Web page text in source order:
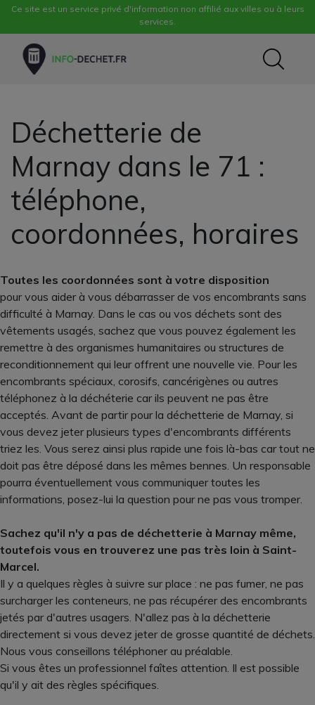
Ce site est un service privé d'information non affilié aux villes ou à leurs
services.
Déchetterie de
Marnay dans le 71 :
téléphone,
coordonnées, horaires
Toutes les coordonnées sont à votre disposition
pour vous aider à vous débarrasser de vos encombrants sans
difficulté à Marnay. Dans le cas ou vos déchets sont des
vêtements usagés, sachez que vous pouvez également les
remettre à des organismes humanitaires ou structures de
reconditionnement qui leur offrent une nouvelle vie. Pour les
encombrants spéciaux, corosifs, cancérigènes ou autres
téléphonez à la déchéterie car ils peuvent ne pas être
acceptés. Avant de partir pour la déchetterie de Marnay, si
vous devez jeter plusieurs types d'encombrants différents
triez les. Vous serez ainsi plus rapide une fois là-bas car tout ne
doit pas être déposé dans les mêmes bennes. Un responsable
pourra éventuellement vous communiquer toutes les
informations, posez-lui la question pour ne pas vous tromper.
Sachez qu'il n'y a pas de déchetterie à Marnay même,
toutefois vous en trouverez une pas très loin à Saint-
Marcel.
Il y a quelques règles à suivre sur place : ne pas fumer, ne pas
surcharger les conteneurs, ne pas récupérer des encombrants
jetés par d'autres usagers. N'allez pas à la déchetterie
directement si vous devez jeter de grosse quantité de déchets.
Nous vous conseillons téléphoner au préalable.
Si vous êtes un professionnel faîtes attention. Il est possible
qu'il y ait des règles spécifiques.